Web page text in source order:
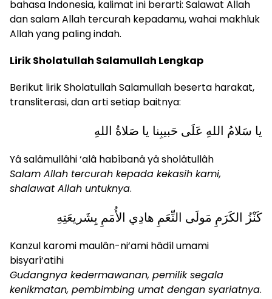
bahasa Indonesia, kalimat ini berarti: Salawat Allah
dan salam Allah tercurah kepadamu, wahai makhluk
Allah yang paling indah.
Lirik Sholatullah Salamullah Lengkap
Berikut lirik Sholatullah Salamullah beserta harakat,
transliterasi, dan arti setiap baitnya:
يا سَلامُ اللهِ عَلَى حَبيبِنا يا صَلاةُ اللهِ
Yâ salâmullâhi ‘alâ habîbanâ yâ sholâtullâh
Salam Allah tercurah kepada kekasih kami,
shalawat Allah untuknya.
كَنْزُ الكَرَمِ مَولَى النِّعَمِ هادِي الأُمَمِ بِشَريعَتِهِ
Kanzul karomi maulân-ni‘ami hâdîl umami
bisyarî‘atihi
Gudangnya kedermawanan, pemilik segala
kenikmatan, pembimbing umat dengan syariatnya.